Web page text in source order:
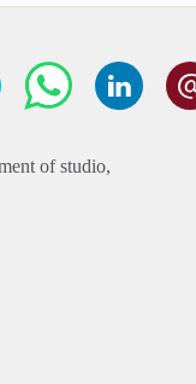
of studio,